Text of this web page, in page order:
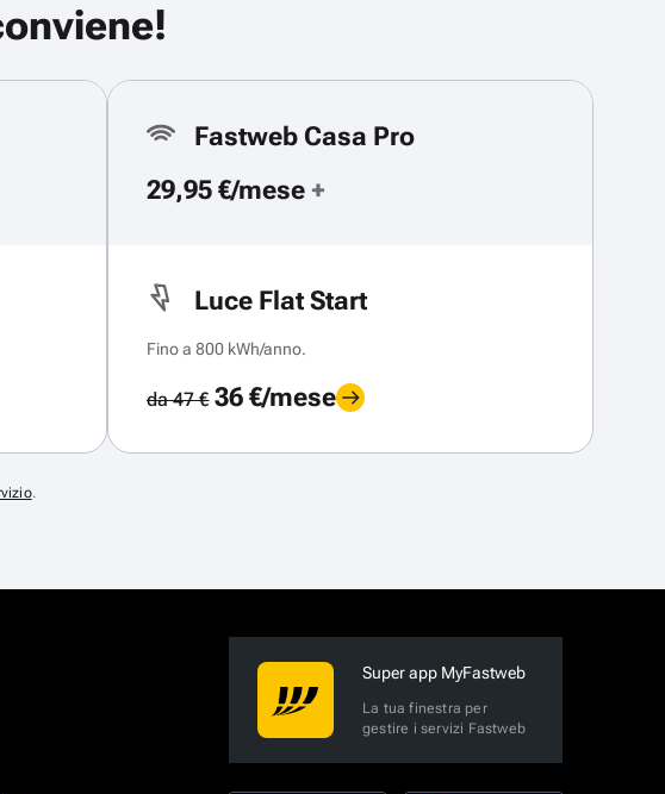
Fastweb Casa Pro
29,95 €/mese +
Luce Flat Start
Fino a 800 kWh/anno.
da 47 €36 €/mese
.
Super app MyFastweb
La tua finestra per
gestire i servizi Fastweb